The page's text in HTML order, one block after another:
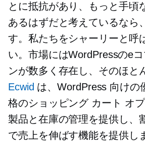
とに抵抗があり、もっと手頃
あるはずだと考えているなら
す。私たちをシャーリーと呼
い。市場にはWordPressのe
ンが数多く存在し、そのほと
Ecwid は、WordPress 向けの
格のショッピング カート オプ
製品と在庫の管理を提供し、
で売上を伸ばす機能を提供し